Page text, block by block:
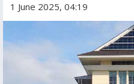
1 June 2025, 04:19